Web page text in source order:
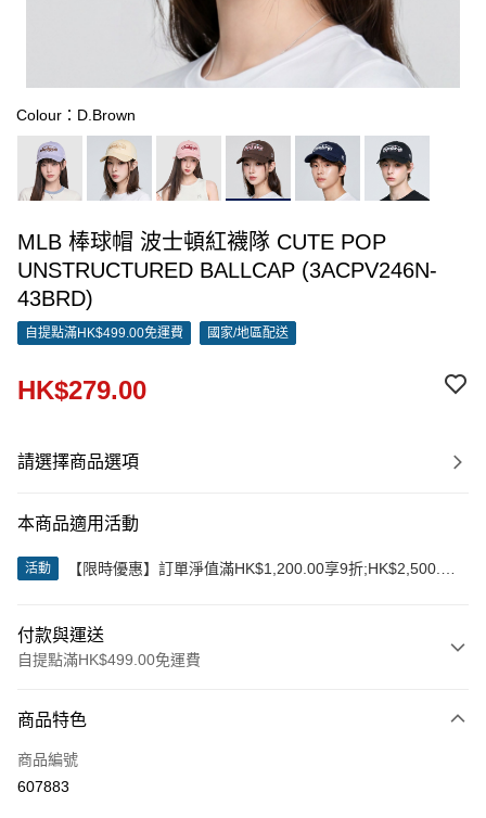
Colour：D.Brown
MLB 棒球帽 波士頓紅襪隊 CUTE POP
UNSTRUCTURED BALLCAP (3ACPV246N-
43BRD)
自提點滿HK$499.00免運費 國家/地區配送
HK$279.00
請選擇商品選項
本商品適用活動
活動
【限時優惠】訂單淨值滿HK$1,200.00享9折;HK$2,500.00
付款與運送
自提點滿HK$499.00免運費
信用卡
Apple Pay
商品特色
商品編號
607883